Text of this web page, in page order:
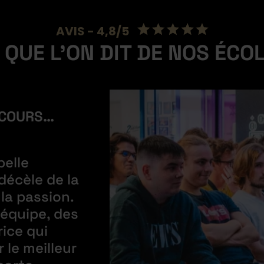
AVIS - 4,8/5
L’ON DIT DE NOS
de la
passion.
des
qui
le meilleur